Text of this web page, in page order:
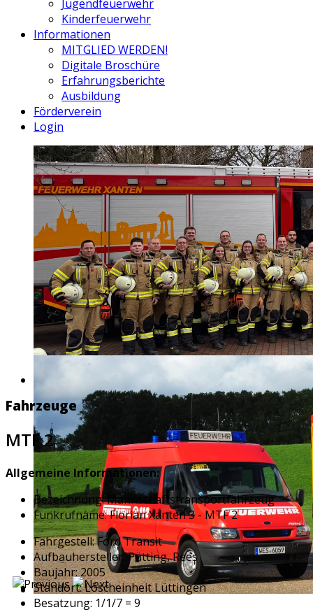
Jugendfeuerwehr
Kinderfeuerwehr
Informationen
MITGLIED WERDEN!
Digitale Broschüre
Erfahrungsberichte
Ausbildung
Förderverein
Login
Fahrzeuge
MTF 2
Allgemeine Informationen:
Bezeichnung: Mannschaftstransportfahrzeug
Funkrufname: Florian Xanten 3 - MTF 2
Fahrgestell: Ford Transit
Aufbauhersteller: Pütting, Rees
Baujahr: 2005
Standort: Löscheinheit Lüttingen
Besatzung: 1/1/7 = 9